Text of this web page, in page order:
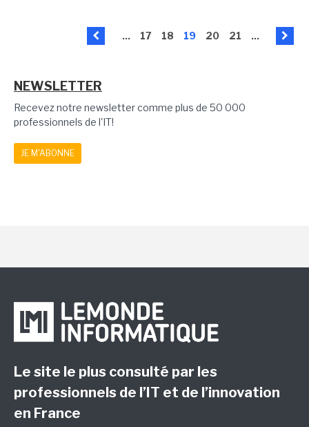
... 17 18 19 20 21 ...
NEWSLETTER
Recevez notre newsletter comme plus de 50 000
professionnels de l'IT!
JE M'ABONNE
Le site le plus consulté par les
professionnels de l’IT et de l’innovation
en France